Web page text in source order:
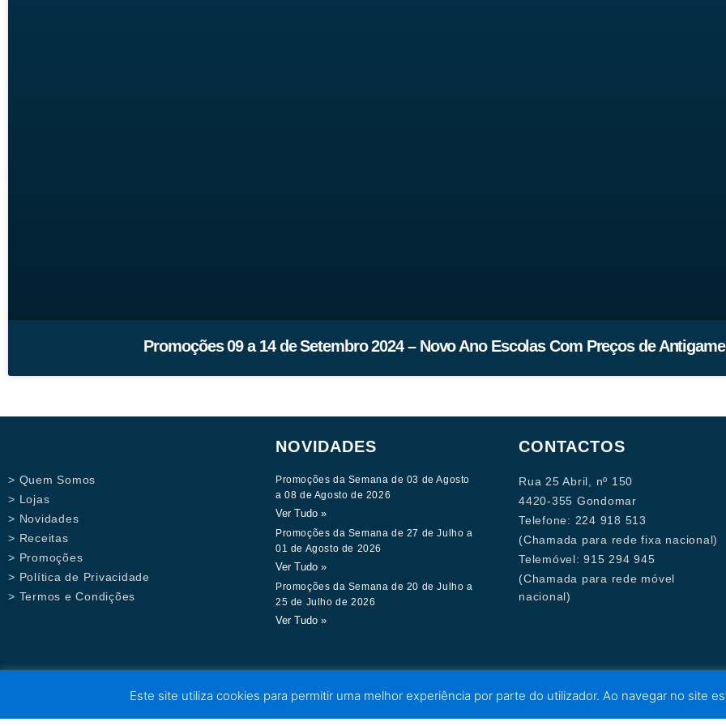
Promoções 09 a 14 de Setembro 2024 – Novo Ano Escolas Com Preços de
> Quem Somos
> Lojas
> Novidades
> Receitas
> Promoções
> Política de Privacidade
> Termos e Condições
NOVIDADES
Promoções da Semana de 03 de Agosto
a 08 de Agosto de 2026
Ver Tudo »
Promoções da Semana de 27 de Julho a
01 de Agosto de 2026
Ver Tudo »
Promoções da Semana de 20 de Julho a
25 de Julho de 2026
Ver Tudo »
CONTACTOS
Rua 25 Abril, nº 150
4420-355 Gondomar
Telefone: 224 918 513
(Chamada para rede fixa nacional)
Telemóvel: 915 294 945
(Chamada para rede móvel
nacional)
Este site utiliza cookies para permitir uma melhor experiência por parte do utilizador. Ao navegar no site